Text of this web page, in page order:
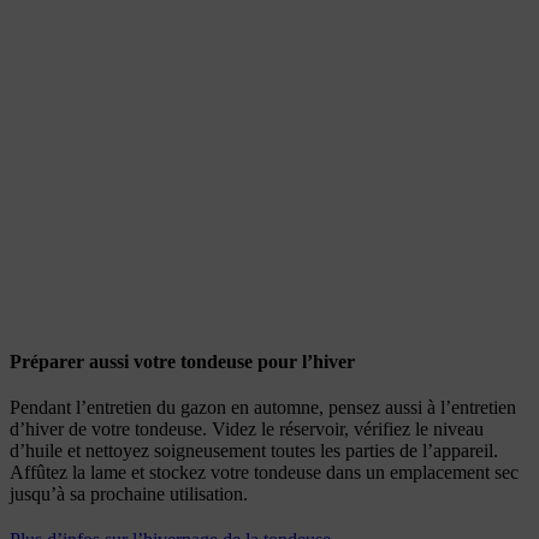
Préparer aussi votre tondeuse pour l’hiver
Pendant l’entretien du gazon en automne, pensez aussi à l’entretien
d’hiver de votre tondeuse. Videz le réservoir, vérifiez le niveau
d’huile et nettoyez soigneusement toutes les parties de l’appareil.
Affûtez la lame et stockez votre tondeuse dans un emplacement sec
jusqu’à sa prochaine utilisation.